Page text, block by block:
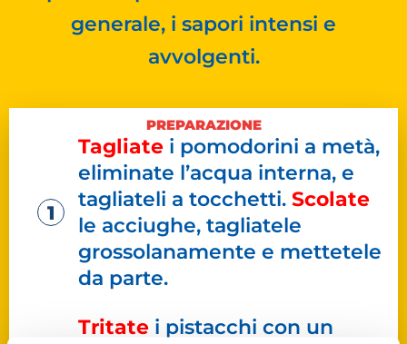
generale, i sapori intensi e
avvolgenti.
PREPARAZIONE
Tagliate i pomodorini a metà,
eliminate l’acqua interna, e
tagliateli a tocchetti. Scolate
le acciughe, tagliatele
grossolanamente e mettetele
da parte.
Tritate i pistacchi con un